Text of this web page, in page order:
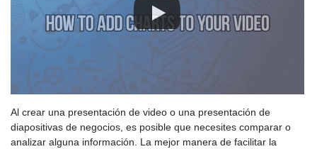
Al crear una presentación de video o una presentación de
diapositivas de negocios, es posible que necesites comparar o
analizar alguna información. La mejor manera de facilitar la